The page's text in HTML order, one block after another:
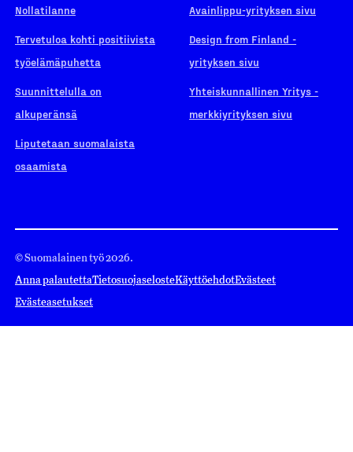
Nollatilanne
Tervetuloa kohti positiivista
työelämäpuhetta
Suunnittelulla on
alkuperänsä
Liputetaan suomalaista
osaamista
Avainlippu-yrityksen sivu
Design from Finland -
yrityksen sivu
Yhteiskunnallinen Yritys -
merkkiyrityksen sivu
© Suomalainen työ 2026.
Anna palautettaTietosuojaselosteKäyttöehdotEvästeet
Evästeasetukset